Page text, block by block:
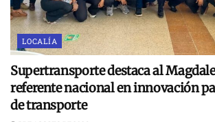
LOCALÍA
Supertransporte destaca al
referente nacional en innovación
de transporte